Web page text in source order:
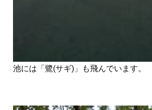
池には「鷺(サギ)」も飛んでいます。